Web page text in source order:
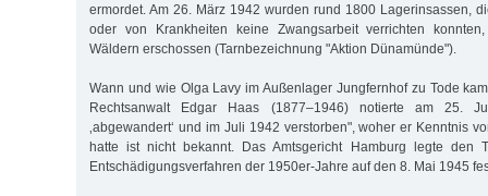
ermordet. Am 26. März 1942 wurden rund 1800 Lagerinsassen,
oder von Krankheiten keine Zwangsarbeit verrichten
Wäldern erschossen (Tarnbezeichnung "Aktion Dünamünde").
Wann und wie Olga Lavy im Außenlager Jungfernhof zu Tode
Rechtsanwalt Edgar Haas (1877–1946) notierte am 25.
‚abgewandert‘ und im Juli 1942 verstorben", woher er Kenntnis
hatte ist nicht bekannt. Das Amtsgericht Hamburg legte den
Entschädigungsverfahren der 1950er-Jahre auf den 8. Mai 1945